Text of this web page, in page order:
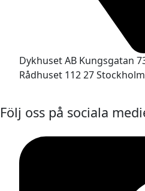
Dykhuset AB Kungsgatan
Rådhuset 112 27
Följ oss på sociala